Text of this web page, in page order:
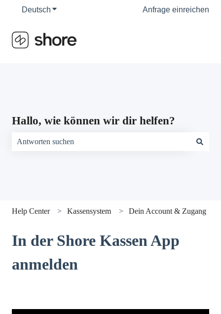
Deutsch Untermenü für Übersetzungen anzeigen
Anfrage einreichen
Hallo, wie können wir dir helfen?
Help Center Kassensystem Dein Account & Zugang
In der Shore Kassen App
anmelden